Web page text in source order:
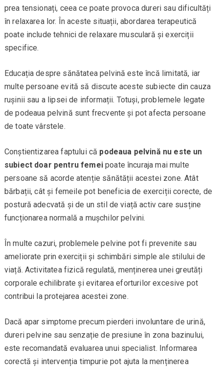
prea tensionați, ceea ce poate provoca dureri sau dificultăți
în relaxarea lor. În aceste situații, abordarea terapeutică
poate include tehnici de relaxare musculară și exerciții
specifice.
Educația despre sănătatea pelvină este încă limitată, iar
multe persoane evită să discute aceste subiecte din cauza
rușinii sau a lipsei de informații. Totuși, problemele legate
de podeaua pelvină sunt frecvente și pot afecta persoane
de toate vârstele.
Conștientizarea faptului că podeaua pelvină nu este un
subiect doar pentru femeipoate încuraja mai multe
persoane să acorde atenție sănătății acestei zone. Atât
bărbații, cât și femeile pot beneficia de exerciții corecte, de
postură adecvată și de un stil de viață activ care susține
funcționarea normală a mușchilor pelvini.
În multe cazuri, problemele pelvine pot fi prevenite sau
ameliorate prin exerciții și schimbări simple ale stilului de
viață. Activitatea fizică regulată, menținerea unei greutăți
corporale echilibrate și evitarea eforturilor excesive pot
contribui la protejarea acestei zone.
Dacă apar simptome precum pierderi involuntare de urină,
dureri pelvine sau senzație de presiune în zona bazinului,
este recomandată evaluarea unui specialist. Informarea
corectă și intervenția timpurie pot ajuta la menținerea